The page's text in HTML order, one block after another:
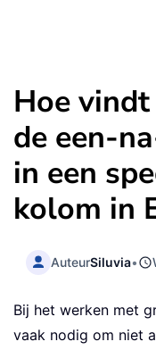
Hoe
de een-
in een
kolom in
AuteurSiluvia•
Bij het werken met
vaak nodig om niet